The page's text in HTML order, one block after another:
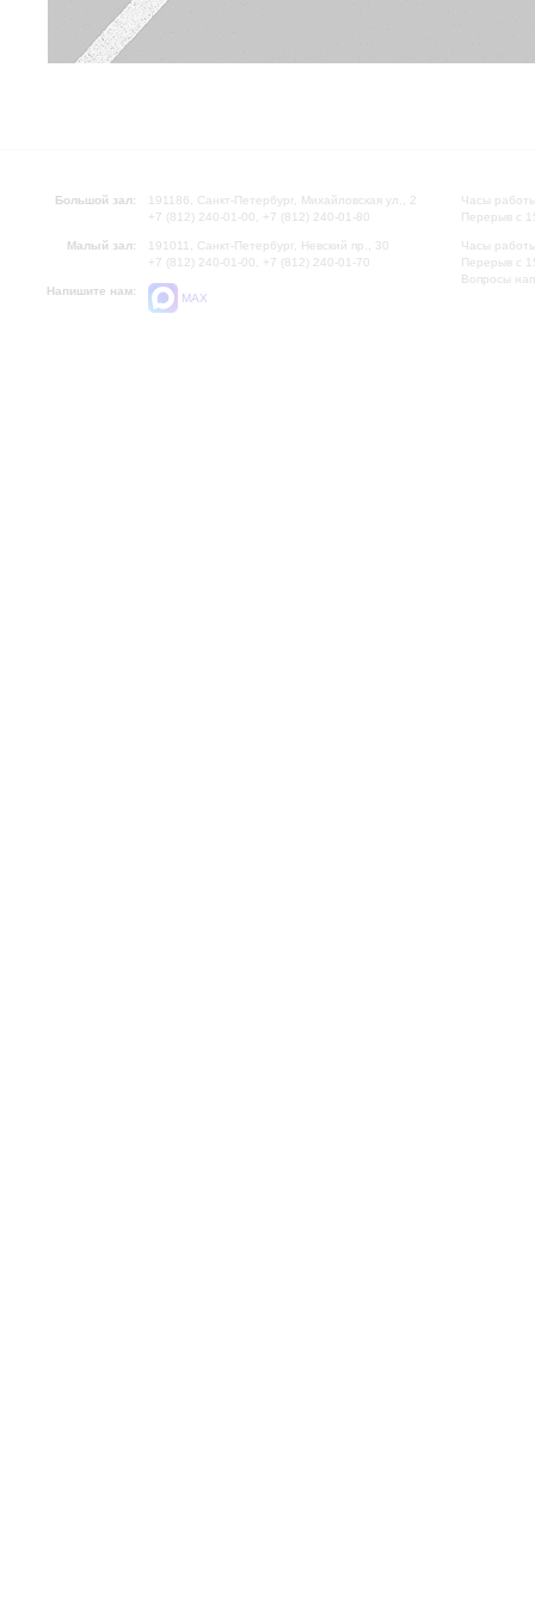
Большой зал:
191186, Санкт-Петербург, Михайловская ул., 2
+7 (812) 240-01-00, +7 (812) 240-01-80
Малый зал:
191011, Санкт-Петербург, Невский пр., 30
+7 (812) 240-01-00, +7 (812) 240-01-70
Напишите нам:
MAX
Часы
Перерыв с
Часы
Перерыв с
Вопросы